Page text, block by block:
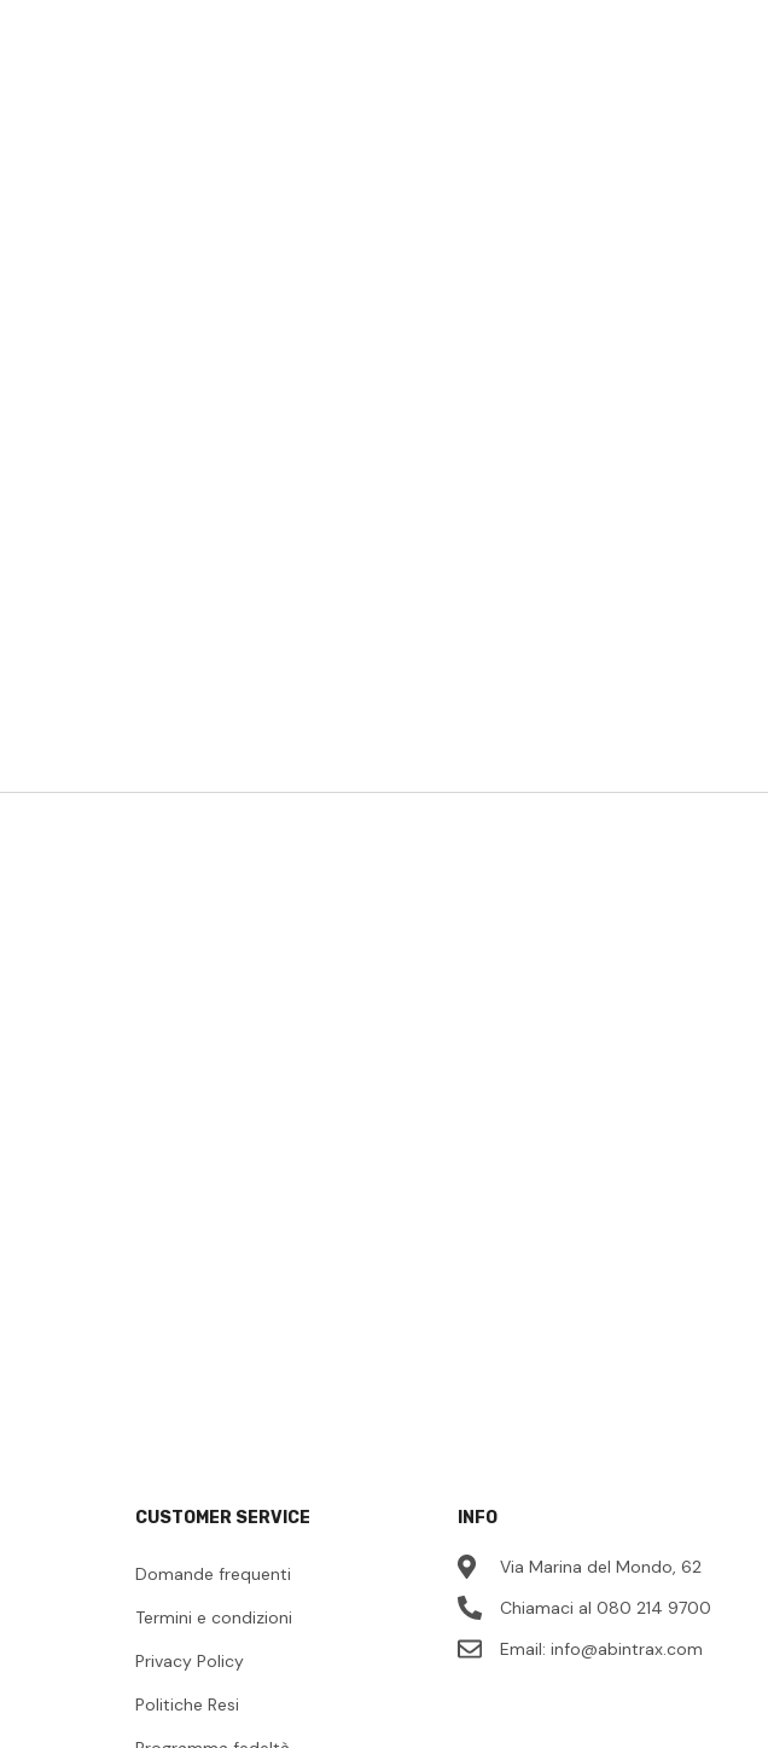
CUSTOMER SERVICE
Domande frequenti
Termini e condizioni
Privacy Policy
Politiche Resi
INFO
Via Marina del Mondo, 62
Chiamaci al 080 214 9700
Email:info@abintrax.com